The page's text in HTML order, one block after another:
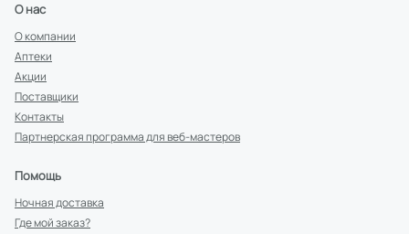
О нас
О компании
Аптеки
Акции
Поставщики
Контакты
Партнерская программа для веб-мастеров
Помощь
Ночная доставка
Где мой заказ?